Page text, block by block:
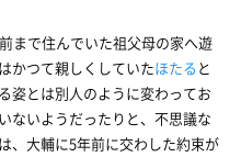
まで住んでいた祖父母の家へ遊
かつて親しくしていたほたる と
姿とは別人のように変わってお
ないようだったりと、不思議な
、大輔に5年前に交わした約束が